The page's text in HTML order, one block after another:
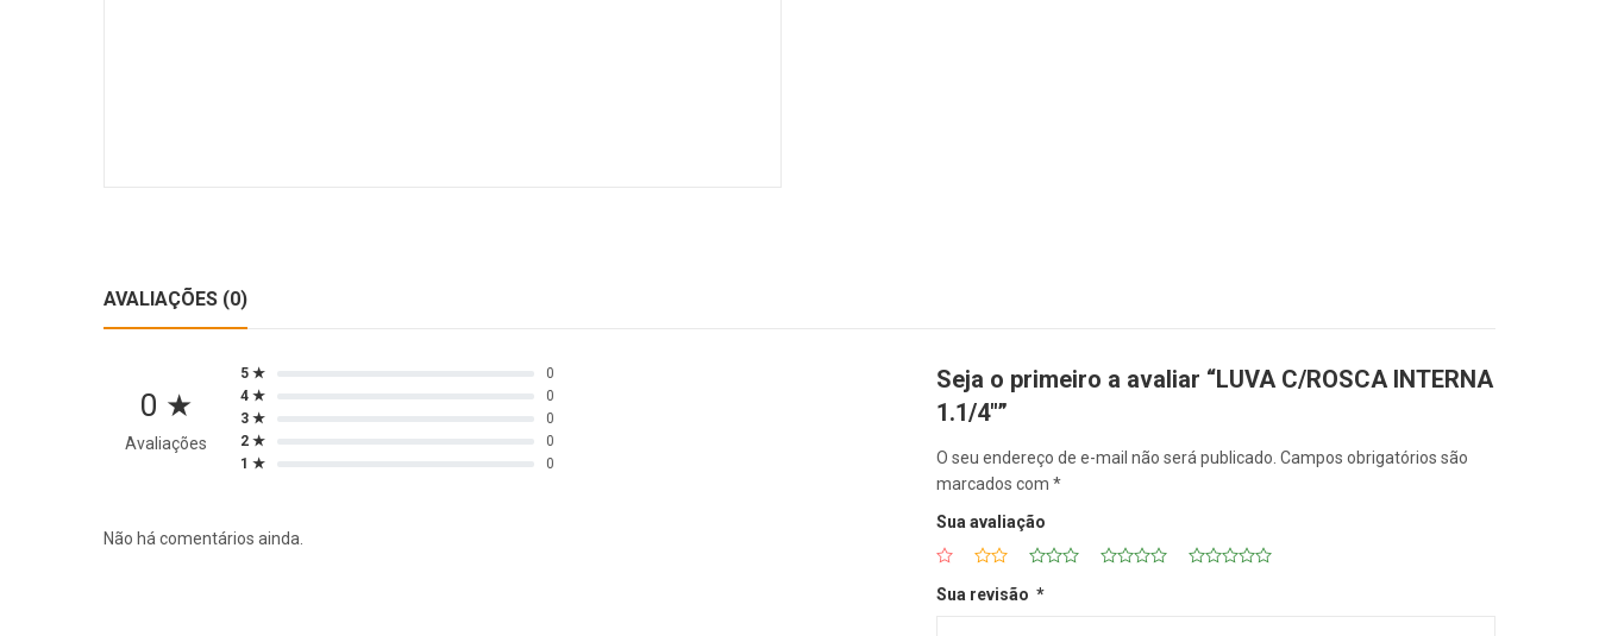
AVALIAÇÕES (0)
0 ★
Avaliações
5 ★
0
4 ★
0
3 ★
0
2 ★
0
1 ★
0
Não há comentários ainda.
Seja o primeiro a avaliar “LUVA C/ROSCA INTERNA
1.1/4″”
O seu endereço de e-mail não será publicado. Campos obrigatórios são
marcados com *
Sua avaliação
Sua revisão *